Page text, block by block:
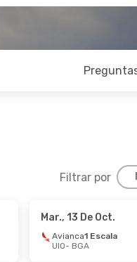
Filtrar por
1 Escala
Mar., 13 De Oct.
Avianca1 Escala
UIO- BGA